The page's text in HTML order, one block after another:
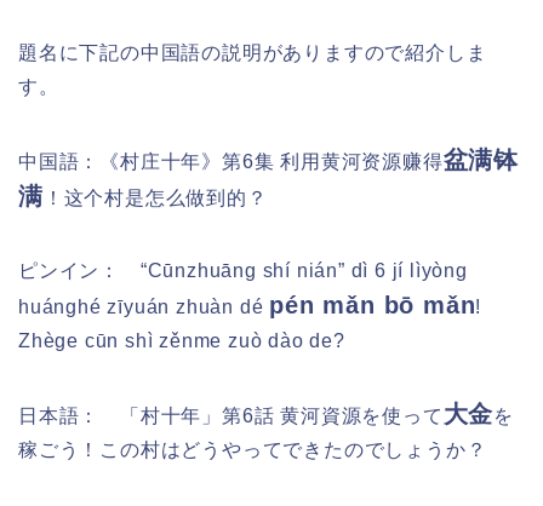
題名に下記の中国語の説明がありますので紹介しま
す。
中国語：《村庄十年》第6集 利用黄河资源赚得盆满钵
满 ！这个村是怎么做到的？
ピンイン： “Cūnzhuāng shí nián” dì 6 jí lìyòng
huánghé zīyuán zhuàn dé pén mǎn bō mǎn!
Zhège cūn shì zěnme zuò dào de?
日本語： 「村十年」第6話 黄河資源を使って 大金を
稼ごう！この村はどうやってできたのでしょうか？